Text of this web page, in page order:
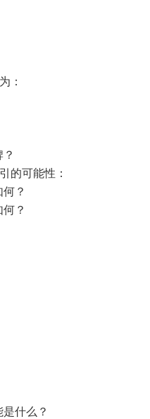
：
的可能性：
？
？
什么？